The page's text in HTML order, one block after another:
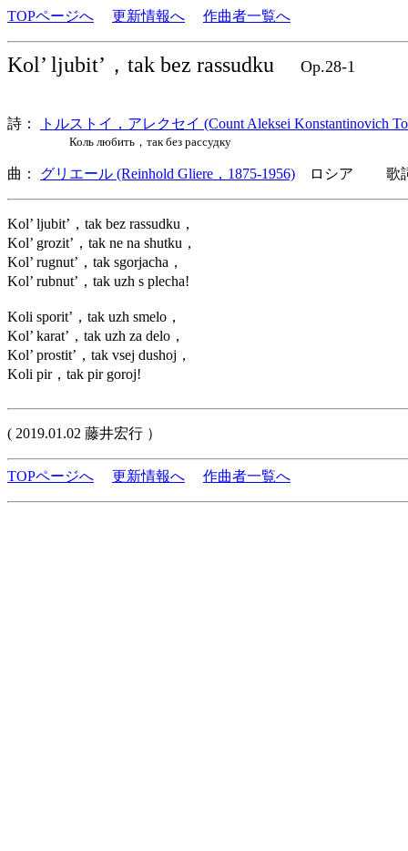
TOPページへ 更新情報へ 作曲者一覧へ
Kol’ ljubit’，tak bez rassudku Op.28-1
詩： トルストイ，アレクセイ (Count Aleksei Konstantinovich
Коль любить，так без рассудку
曲： グリエール (Reinhold Gliere，1875-1956) ロシア 歌詞
Kol’ ljubit’，tak bez rassudku，
Kol’ grozit’，tak ne na shutku，
Kol’ rugnut’，tak sgorjacha，
Kol’ rubnut’，tak uzh s plecha!
Koli sporit’，tak uzh smelo，
Kol’ karat’，tak uzh za delo，
Kol’ prostit’，tak vsej dushoj，
Koli pir，tak pir goroj!
( 2019.01.02 藤井宏行 ）
TOPページへ 更新情報へ 作曲者一覧へ